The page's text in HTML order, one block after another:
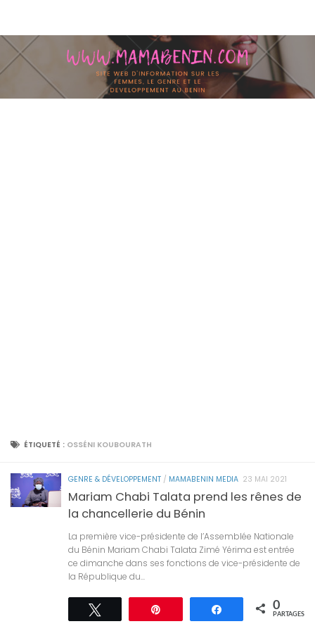
ÉTIQUETÉ : OSSÉNI KOUBOURATH
GENRE & DÉVELOPPEMENT / MAMABENIN MEDIA 23 MAI 2021
Mariam Chabi Talata prend les rênes de
la chancellerie du Bénin
La première vice-présidente de l’Assemblée Nationale
du Bénin Mariam Chabi Talata Zimé Yérima est entrée
ce dimanche dans ses fonctions de vice-présidente de
la République du...
Partagez 0
PARTAGES